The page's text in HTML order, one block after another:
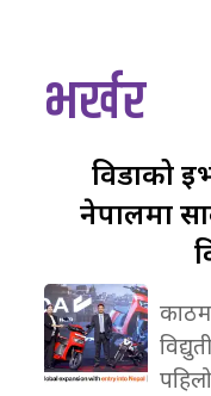
भर्खर
विडाको
नेपालमा
पहिलो